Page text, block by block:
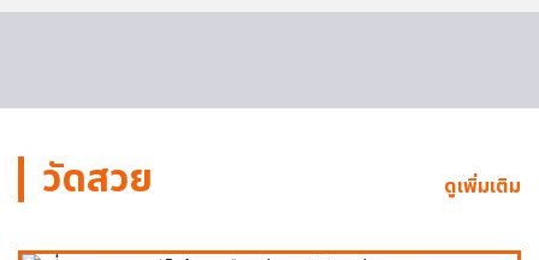
วัดสวย ดูเพิ่มเติม